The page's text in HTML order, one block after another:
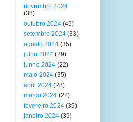
novembro 2024
(38)
outubro 2024 (45)
setembro 2024 (33)
agosto 2024 (35)
julho 2024 (29)
junho 2024 (22)
maio 2024 (35)
abril 2024 (28)
março 2024 (22)
fevereiro 2024 (39)
janeiro 2024 (39)